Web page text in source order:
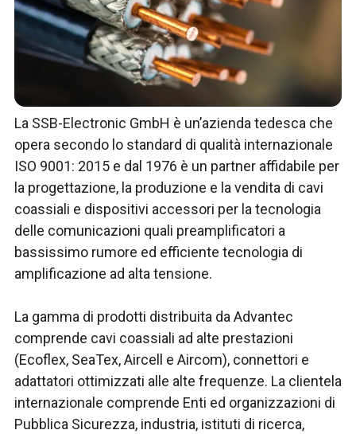
La SSB-Electronic GmbH è un’azienda tedesca che
opera secondo lo standard di qualità internazionale
ISO 9001: 2015 e dal 1976 è un partner affidabile per
la progettazione, la produzione e la vendita di cavi
coassiali e dispositivi accessori per la tecnologia
delle comunicazioni quali preamplificatori a
bassissimo rumore ed efficiente tecnologia di
amplificazione ad alta tensione.
La gamma di prodotti distribuita da Advantec
comprende cavi coassiali ad alte prestazioni
(Ecoflex, SeaTex, Aircell e Aircom), connettori e
adattatori ottimizzati alle alte frequenze. La clientela
internazionale comprende Enti ed organizzazioni di
Pubblica Sicurezza, industria, istituti di ricerca,